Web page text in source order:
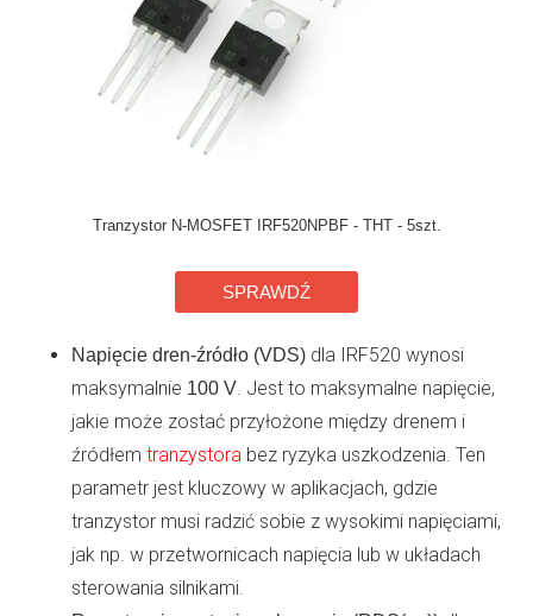
Tranzystor N-MOSFET IRF520NPBF - THT - 5szt.
SPRAWDŹ
Napięcie dren-źródło (VDS) dla IRF520 wynosi
maksymalnie 100 V . Jest to maksymalne napięcie,
jakie może zostać przyłożone między drenem i
źródłem tranzystora bez ryzyka uszkodzenia. Ten
parametr jest kluczowy w aplikacjach, gdzie
tranzystor musi radzić sobie z wysokimi napięciami,
jak np. w przetwornicach napięcia lub w układach
sterowania silnikami.